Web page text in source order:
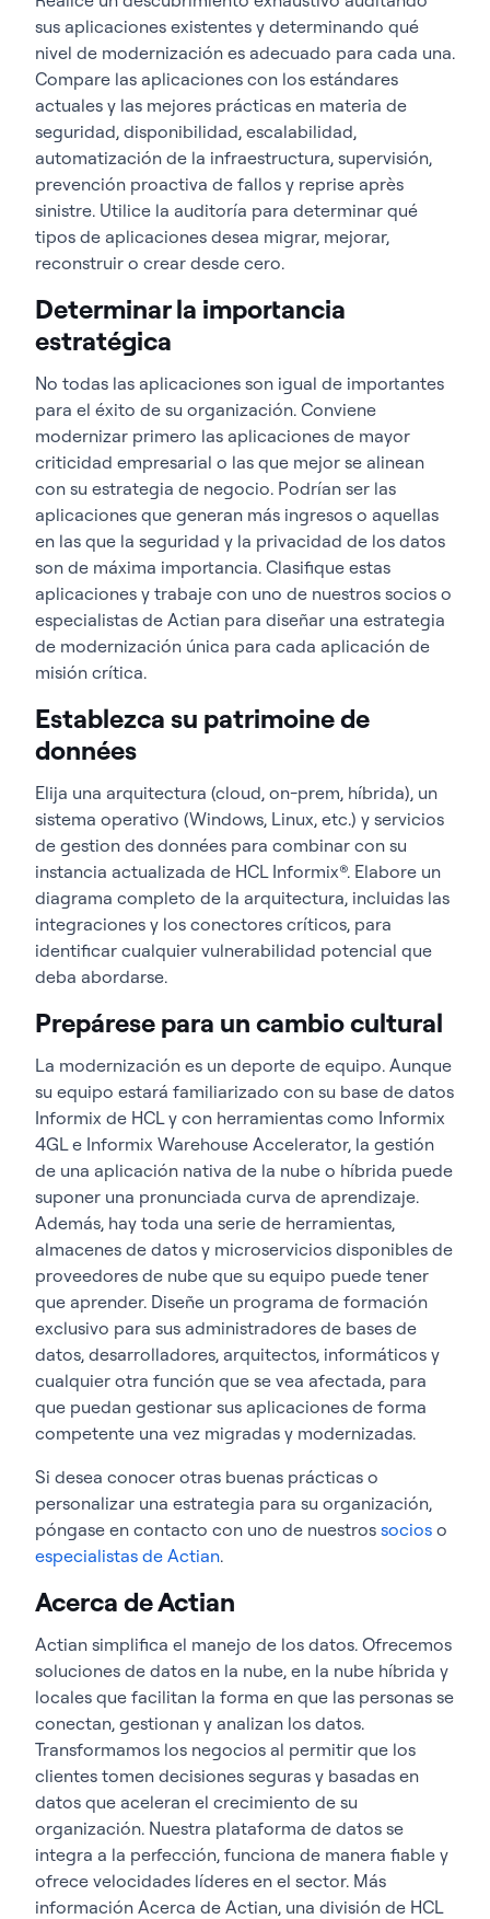
sus aplicaciones existentes y determinando qué
nivel de modernización es adecuado para cada una.
Compare las aplicaciones con los estándares
actuales y las mejores prácticas en materia de
seguridad, disponibilidad, escalabilidad,
automatización de la infraestructura, supervisión,
prevención proactiva de fallos y reprise après
sinistre. Utilice la auditoría para determinar qué
tipos de aplicaciones desea migrar, mejorar,
reconstruir o crear desde cero.
Determinar la importancia
estratégica
No todas las aplicaciones son igual de importantes
para el éxito de su organización. Conviene
modernizar primero las aplicaciones de mayor
criticidad empresarial o las que mejor se alinean
con su estrategia de negocio. Podrían ser las
aplicaciones que generan más ingresos o aquellas
en las que la seguridad y la privacidad de los datos
son de máxima importancia. Clasifique estas
aplicaciones y trabaje con uno de nuestros socios o
especialistas de Actian para diseñar una estrategia
de modernización única para cada aplicación de
misión crítica.
Establezca su patrimoine de
données
Elija una arquitectura (cloud, on-prem, híbrida), un
sistema operativo (Windows, Linux, etc.) y servicios
de gestion des données para combinar con su
instancia actualizada de HCL Informix®. Elabore un
diagrama completo de la arquitectura, incluidas las
integraciones y los conectores críticos, para
identificar cualquier vulnerabilidad potencial que
deba abordarse.
Prepárese para un cambio cultural
La modernización es un deporte de equipo. Aunque
su equipo estará familiarizado con su base de datos
Informix de HCL y con herramientas como Informix
4GL e Informix Warehouse Accelerator, la gestión
de una aplicación nativa de la nube o híbrida puede
suponer una pronunciada curva de aprendizaje.
Además, hay toda una serie de herramientas,
almacenes de datos y microservicios disponibles de
proveedores de nube que su equipo puede tener
que aprender. Diseñe un programa de formación
exclusivo para sus administradores de bases de
datos, desarrolladores, arquitectos, informáticos y
cualquier otra función que se vea afectada, para
que puedan gestionar sus aplicaciones de forma
competente una vez migradas y modernizadas.
Si desea conocer otras buenas prácticas o
personalizar una estrategia para su organización,
póngase en contacto con uno de nuestros socios o
especialistas de Actian.
Acerca de Actian
Actian simplifica el manejo de los datos. Ofrecemos
soluciones de datos en la nube, en la nube híbrida y
locales que facilitan la forma en que las personas se
conectan, gestionan y analizan los datos.
Transformamos los negocios al permitir que los
clientes tomen decisiones seguras y basadas en
datos que aceleran el crecimiento de su
organización. Nuestra plataforma de datos se
integra a la perfección, funciona de manera fiable y
ofrece velocidades líderes en el sector. Más
información Acerca de Actian, una división de HCL